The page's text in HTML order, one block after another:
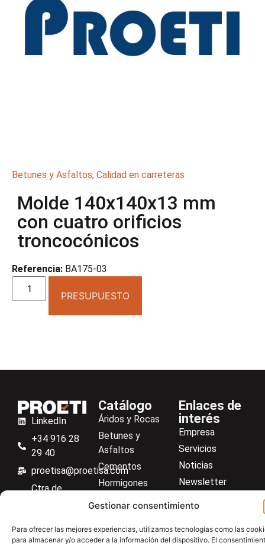
Gestionar consentimiento
Para ofrecer las mejores experiencias, utilizamos tecnologías como las
para almacenar y/o acceder a la información del dispositivo. El
Betunes y Asfaltos, Calidad en carreteras
Molde 140x140x13 mm
con cuatro orificios
troncocónicos
Referencia: BA175-03
PRESUPUESTO
LinkedIn
+34 916 28
29 40
proetisa@proetisa.com
Ctra de
M-106, Km
Catálogo
Áridos y Rocas
Betunes y
Asfaltos
Cementos
Hormigones
Suelos
Aceros
Enlaces de
interés
Empresa
Servicios
Noticias
Newsletter
Centro de ayuda